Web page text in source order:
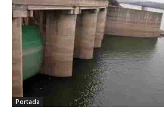
Portada